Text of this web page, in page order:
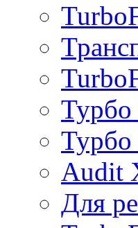
Турбо
Турбо
Audit
Для